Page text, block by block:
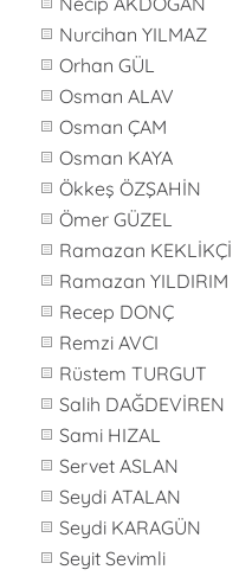
Nurcihan YILMAZ
Orhan GÜL
Osman ALAV
Osman ÇAM
Osman KAYA
Ökkeş ÖZŞAHİN
Ömer GÜZEL
Ramazan KEKLİKÇİ
Ramazan YILDIRIM
Recep DONÇ
Remzi AVCI
Rüstem TURGUT
Salih DAĞDEVİREN
Sami HIZAL
Servet ASLAN
Seydi ATALAN
Seydi KARAGÜN
Seyit Sevimli